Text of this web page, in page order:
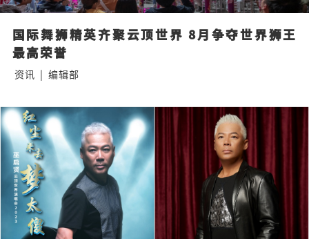
国际舞狮精英齐聚云顶世界 8月争夺世界狮王
最高荣誉
资讯 | 编辑部